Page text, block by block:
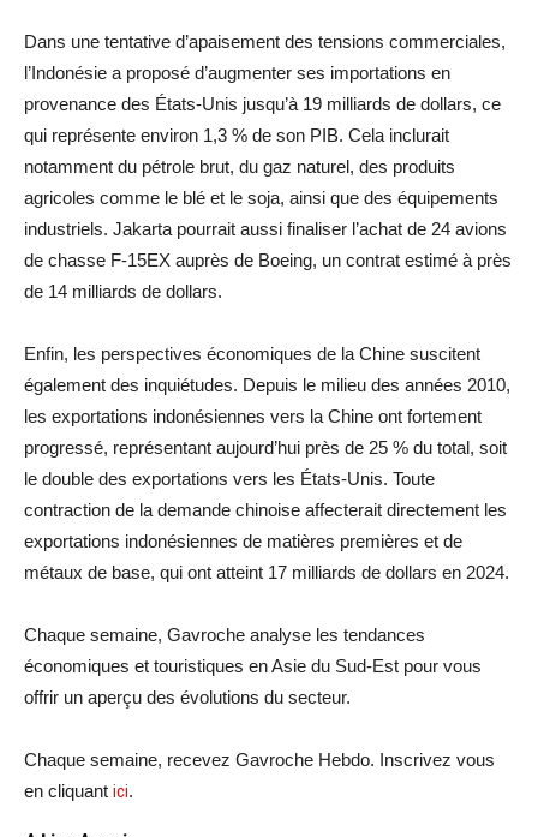
Dans une tentative d’apaisement des tensions commerciales,
l’Indonésie a proposé d’augmenter ses importations en
provenance des États-Unis jusqu’à 19 milliards de dollars, ce
qui représente environ 1,3 % de son PIB. Cela inclurait
notamment du pétrole brut, du gaz naturel, des produits
agricoles comme le blé et le soja, ainsi que des équipements
industriels. Jakarta pourrait aussi finaliser l’achat de 24 avions
de chasse F-15EX auprès de Boeing, un contrat estimé à près
de 14 milliards de dollars.
Enfin, les perspectives économiques de la Chine suscitent
également des inquiétudes. Depuis le milieu des années 2010,
les exportations indonésiennes vers la Chine ont fortement
progressé, représentant aujourd’hui près de 25 % du total, soit
le double des exportations vers les États-Unis. Toute
contraction de la demande chinoise affecterait directement les
exportations indonésiennes de matières premières et de
métaux de base, qui ont atteint 17 milliards de dollars en 2024.
Chaque semaine, Gavroche analyse les tendances
économiques et touristiques en Asie du Sud-Est pour vous
offrir un aperçu des évolutions du secteur.
Chaque semaine, recevez Gavroche Hebdo. Inscrivez vous
en cliquant ici.